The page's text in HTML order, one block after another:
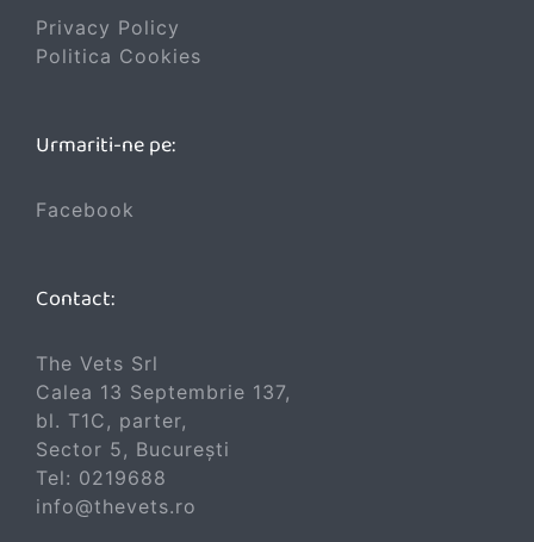
Privacy Policy
Politica Cookies
Urmariti-ne pe:
Facebook
Contact:
The Vets Srl
Calea 13 Septembrie 137,
bl. T1C, parter,
Sector 5, București
Tel: 0219688
info@thevets.ro